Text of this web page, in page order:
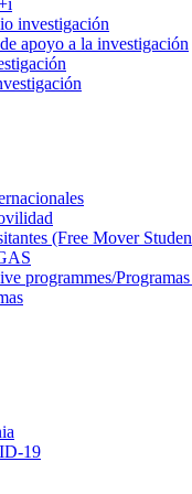
investigación
apoyo a la investigación
(Free Mover
programmes/
19